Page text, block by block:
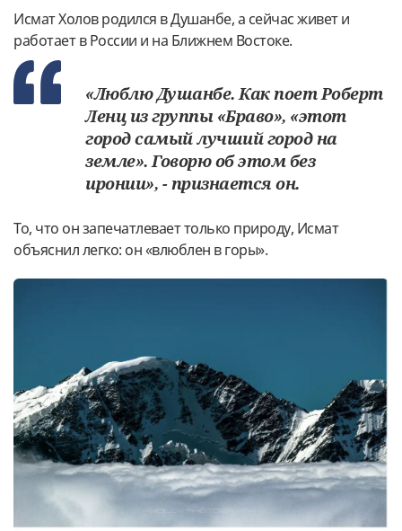
Исмат Холов родился в Душанбе, а сейчас живет и
работает в России и на Ближнем Востоке.
«Люблю Душанбе. Как поет Роберт
Ленц из группы «Браво», «этот
город самый лучший город на
земле». Говорю об этом без
иронии», - признается он.
То, что он запечатлевает только природу, Исмат
объяснил легко: он «влюблен в горы».